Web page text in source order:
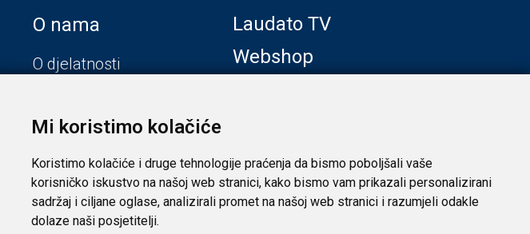
Mi koristimo kolačiće
Koristimo kolačiće i druge tehnologije praćenja da bismo poboljšali vaše
korisničko iskustvo na našoj web stranici, kako bismo vam prikazali personalizirani
sadržaj i ciljane oglase, analizirali promet na našoj web stranici i razumjeli odakle
dolaze naši posjetitelji.
O nama
O djelatnosti
Zadar
Laudato TV
Webshop